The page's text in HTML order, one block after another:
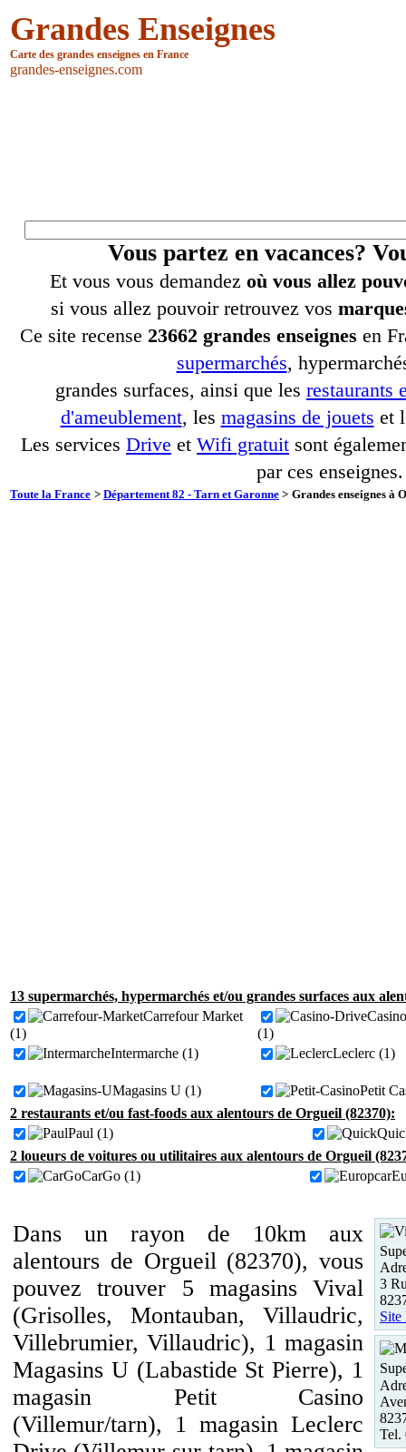
Grandes Enseignes
Carte des grandes enseignes en France
grandes-enseignes.com
Vous partez en vacances?
Et vous vous demandez où vous allez
si vous allez pouvoir retrouvez vos
Ce site recense 23662 grandes enseignes en
supermarchés,
grandes surfaces, ainsi que les restaurants
d'ameublement, les magasins de jouets et
Les services Drive et Wifi gratuit sont
par ces enseignes.
Toute la France > Département 82 - Tarn et Garonne > Grandes enseignes à
13 supermarchés, hypermarchés et/ou grandes surfaces aux
Carrefour Market
(1)
(1)
Intermarche (1)
Leclerc (1)
Magasins U (1)
Petit
2 restaurants et/ou fast-foods aux alentours de Orgueil (82370):
Paul (1)
2 loueurs de voitures ou utilitaires aux alentours de Orgueil
CarGo (1)
Dans un rayon de 10km aux
alentours de Orgueil (82370), vous
pouvez trouver 5 magasins Vival
(Grisolles, Montauban, Villaudric,
Villebrumier, Villaudric), 1 magasin
Magasins U (Labastide St Pierre), 1
magasin Petit Casino
(Villemur/tarn), 1 magasin Leclerc
3
Site
Tel.